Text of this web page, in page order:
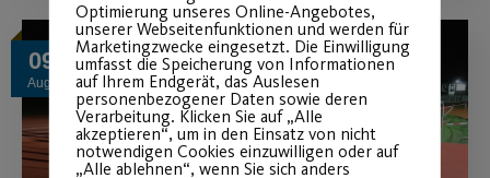
09
Aug.
Optimierung unseres Online-Angebotes,
unserer Webseitenfunktionen und werden für
Marketingzwecke eingesetzt. Die Einwilligung
umfasst die Speicherung von Informationen
auf Ihrem Endgerät, das Auslesen
personenbezogener Daten sowie deren
Verarbeitung. Klicken Sie auf „Alle
akzeptieren“, um in den Einsatz von nicht
notwendigen Cookies einzuwilligen oder auf
„Alle ablehnen“, wenn Sie sich anders